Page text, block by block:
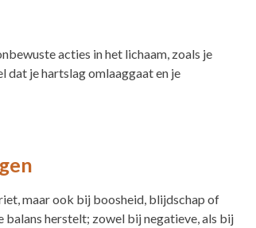
acties in het lichaam, zoals je
dat je hartslag omlaaggaat en je
maar ook bij boosheid, blijdschap of
herstelt; zowel bij negatieve, als bij